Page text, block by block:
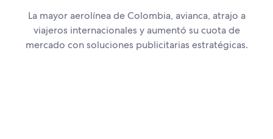
La mayor aerolínea de Colombia, avianca, atrajo a
viajeros internacionales y aumentó su cuota de
mercado con soluciones publicitarias estratégicas.